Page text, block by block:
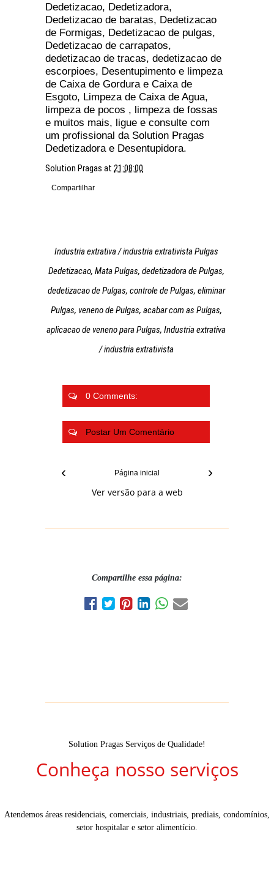
Dedetizacao, Dedetizadora,
Dedetizacao de baratas, Dedetizacao
de Formigas, Dedetizacao de pulgas,
Dedetizacao de carrapatos,
dedetizacao de tracas, dedetizacao de
escorpioes, Desentupimento e limpeza
de Caixa de Gordura e Caixa de
Esgoto, Limpeza de Caixa de Agua,
limpeza de pocos , limpeza de fossas
e muitos mais, ligue e consulte com
um profissional da Solution Pragas
Dedetizadora e Desentupidora.
Solution Pragas at 21:08:00
Compartilhar
Industria extrativa / industria extrativista Pulgas
Dedetizacao, Mata Pulgas, dedetizadora de Pulgas,
dedetizacao de Pulgas, controle de Pulgas, eliminar
Pulgas, veneno de Pulgas, acabar com as Pulgas,
aplicacao de veneno para Pulgas, Industria extrativa
/ industria extrativista
0 Comments:
Postar Um Comentário
‹ ›
Página inicial
Ver versão para a web
Compartilhe essa página:
Solution Pragas Serviços de Qualidade!
Conheça nosso serviços
Atendemos áreas residenciais, comerciais, industriais, prediais, condomínios,
setor hospitalar e setor alimentício.